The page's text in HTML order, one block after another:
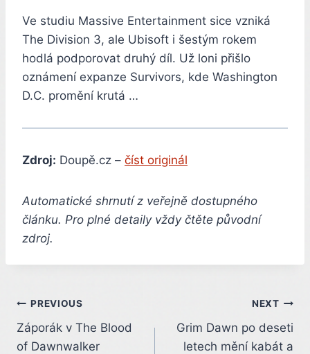
Ve studiu Massive Entertainment sice vzniká
The Division 3, ale Ubisoft i šestým rokem
hodlá podporovat druhý díl. Už loni přišlo
oznámení expanze Survivors, kde Washington
D.C. promění krutá …
Zdroj: Doupě.cz – číst originál
Automatické shrnutí z veřejně dostupného
článku. Pro plné detaily vždy čtěte původní
zdroj.
Post
navigation
PREVIOUS
Záporák v The Blood
of Dawnwalker
NEXT
Grim Dawn po deseti
letech mění kabát a